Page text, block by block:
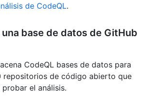
de CodeQL.
base de datos de GitHub
CodeQL bases de datos para
repositorios de código abierto que
el análisis.